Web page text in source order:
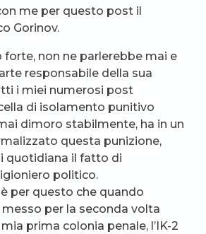
me per questo post il
Gorinov.
forte, non ne parlerebbe mai e
responsabile della sua
i miei numerosi post
di isolamento punitivo
dimoro stabilmente, ha in un
questa punizione,
quotidiana il fatto di
politico.
per questo che quando
per la seconda volta
prima colonia penale, l’IK-2